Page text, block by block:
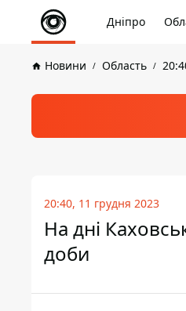
Дніпро
Новини Область
20:40, 11 грудня 2023
На дні
доби